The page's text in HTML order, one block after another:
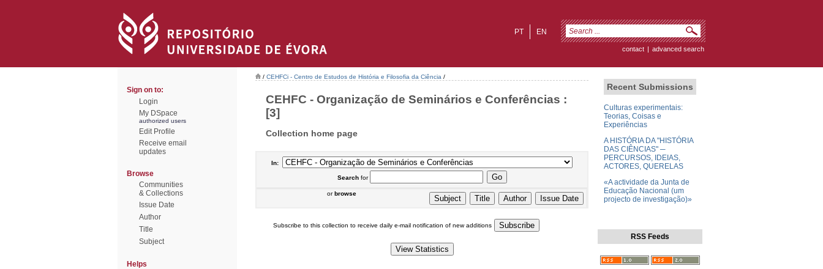
EN
PT
contact | advanced search
Sign on to:
Login
My DSpace
authorized users
Edit Profile
Receive email
updates
Browse
Communities
& Collections
Issue Date
Author
Title
Subject
Helps
/ CEHFCi - Centro de Estudos de História e Filosofia da Ciência /
CEHFC - Organização de Seminários e Conferências :
[3]
Collection home page
In:
Searchfor
orbrowse
Subscribe to this collection to receive daily e-mail notification of new additions
Recent Submissions
Culturas experimentais:
Teorias, Coisas e
Experiências
A HISTÓRIA DA "HISTÓRIA
DAS CIÊNCIAS" ─
PERCURSOS, IDEIAS,
ACTORES, QUERELAS
«A actividade da Junta de
Educação Nacional (um
projecto de investigação)»
RSS Feeds